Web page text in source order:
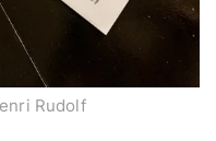
Rudolf